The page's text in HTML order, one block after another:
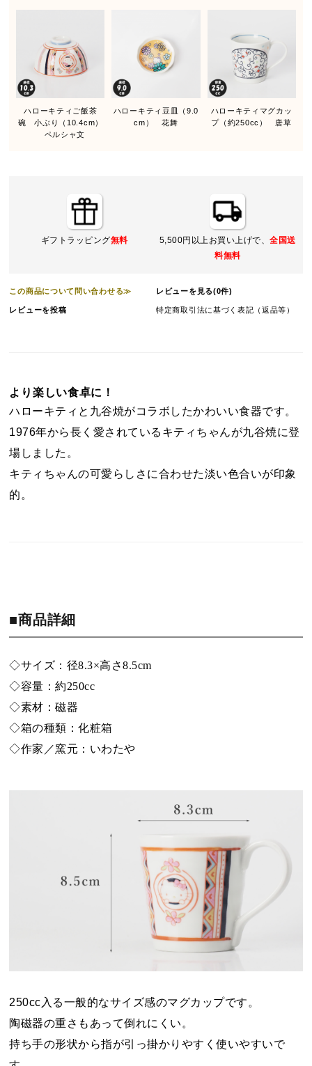
ハローキティご飯茶
碗 小ぶり（10.4cm）
ペルシャ文
ハローキティ豆皿（9.0
cm） 花舞
ハローキティマグカッ
プ（約250cc） 唐草
ギフトラッピング無料 5,500円以上お買い上げで、全国送
料無料
この商品について問い合わせる≫ レビューを見る(0件)
レビューを投稿 特定商取引法に基づく表記（返品等）
より楽しい食卓に！
ハローキティと九谷焼がコラボしたかわいい食器です。
1976年から長く愛されているキティちゃんが九谷焼に登
場しました。
キティちゃんの可愛らしさに合わせた淡い色合いが印象
的。
■商品詳細
◇サイズ：径8.3×高さ8.5cm
◇容量：約250cc
◇素材：磁器
◇箱の種類：化粧箱
◇作家／窯元：いわたや
250cc入る一般的なサイズ感のマグカップです。
陶磁器の重さもあって倒れにくい。
持ち手の形状から指が引っ掛かりやすく使いやすいで